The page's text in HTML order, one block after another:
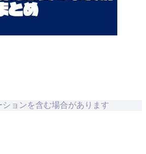
ョンを含む場合があります